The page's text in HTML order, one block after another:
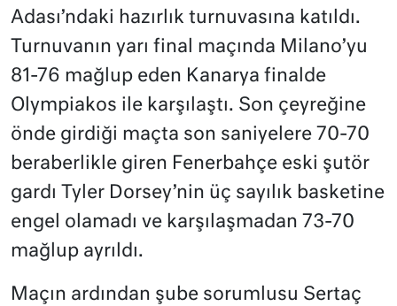
Adası’ndaki hazırlık turnuvasına katıldı.
Turnuvanın yarı final maçında Milano’yu
81-76 mağlup eden Kanarya finalde
Olympiakos ile karşılaştı. Son çeyreğine
önde girdiği maçta son saniyelere 70-70
beraberlikle giren Fenerbahçe eski şutör
gardı Tyler Dorsey’nin üç sayılık basketine
engel olamadı ve karşılaşmadan 73-70
mağlup ayrıldı.
Maçın ardından şube sorumlusu Sertaç